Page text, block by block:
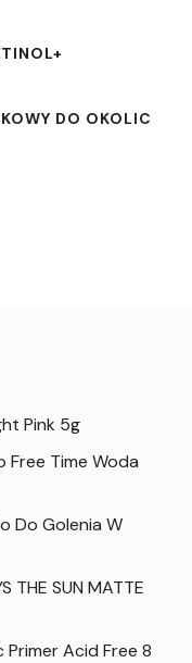
DO OKOLIC
Pink 5g
Free Time Woda
Do Golenia W
THE SUN MATTE
Primer Acid Free 8